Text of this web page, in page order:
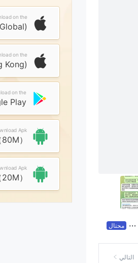
محتال
التالي
on the
on the
Kong)
on the
Play
Apk
）
Apk
）